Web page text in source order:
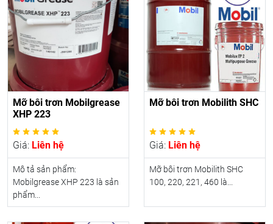
Mỡ bôi trơn Mobilgrease
XHP 223
Giá: Liên hệ
Mô tả sản phẩm:
Mobilgrease XHP 223 là sản
phẩm...
Mỡ bôi trơn Mobilith SHC
Giá: Liên hệ
Mỡ bôi trơn Mobilith SHC
100, 220, 221, 460 là...